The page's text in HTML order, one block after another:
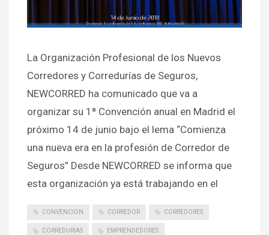
La Organización Profesional de los Nuevos
Corredores y Corredurías de Seguros,
NEWCORRED ha comunicado que va a
organizar su 1ª Convención anual en Madrid el
próximo 14 de junio bajo el lema “Comienza
una nueva era en la profesión de Corredor de
Seguros” Desde NEWCORRED se informa que
esta organización ya está trabajando en el
CONVENCION CORREDOR CORREDORES
CORREDURIAS EMPRENDEDORES